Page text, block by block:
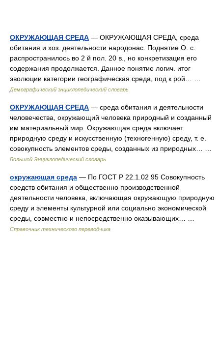
ОКРУЖАЮЩАЯ СРЕДА — ОКРУЖАЮЩАЯ СРЕДА, среда
обитания и хоз. деятельности народонас. Поднятие О. с.
распространилось во 2 й пол. 20 в., но конкретизация его
содержания продолжается. Данное понятие логич. итог
эволюции категории географическая среда, под к рой… …
Демографический энциклопедический словарь
ОКРУЖАЮЩАЯ СРЕДА — среда обитания и деятельности
человечества, окружающий человека природный и созданный
им материальный мир. Окружающая среда включает
природную среду и искусственную (техногенную) среду, т. е.
совокупность элементов среды, созданных из природных… …
Большой Энциклопедический словарь
окружающая среда — По ГОСТ Р 22.1.02 95 Совокупность
средств обитания и общественно производственной
деятельности человека, включающая окружающую природную
среду и элементы культурной или социально экономической
среды, совместно и непосредственно оказывающих… …
Справочник технического переводчика